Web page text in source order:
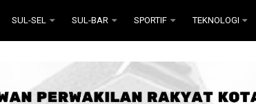
SUL-SEL SUL-BAR SPORTIF TEKNOLOGI